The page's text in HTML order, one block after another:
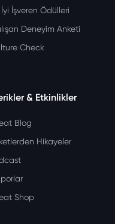
İyi İşveren Ödülleri
Deneyim Anketi
Check
& Etkinlikler
Blog
Hikayeler
Shop